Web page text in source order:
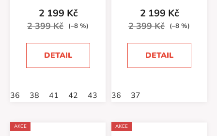
2 199 Kč
2 399 Kč (–8 %)
DETAIL
36 38 41 42 43 44
2 199 Kč
2 399 Kč (–8 %)
DETAIL
36 37
AKCE AKCE